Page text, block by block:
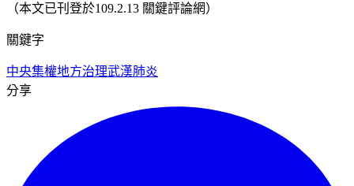
（本文已刊登於109.2.13 關鍵評論網）
關鍵字
中央集權地方治理武漢肺炎
分享